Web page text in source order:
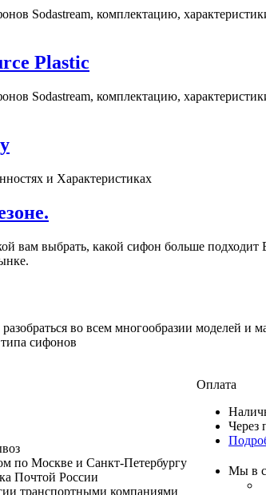
Sodastream, комплектацию,
Plastic
Sodastream, комплектацию,
и Характеристиках
вам выбрать, какой сифон больше
во всем многообразии моделей
сифонов
по Москве и Санкт-Петербургу
Почтой России
транспортными компаниями
Оплата
Через
Мы в